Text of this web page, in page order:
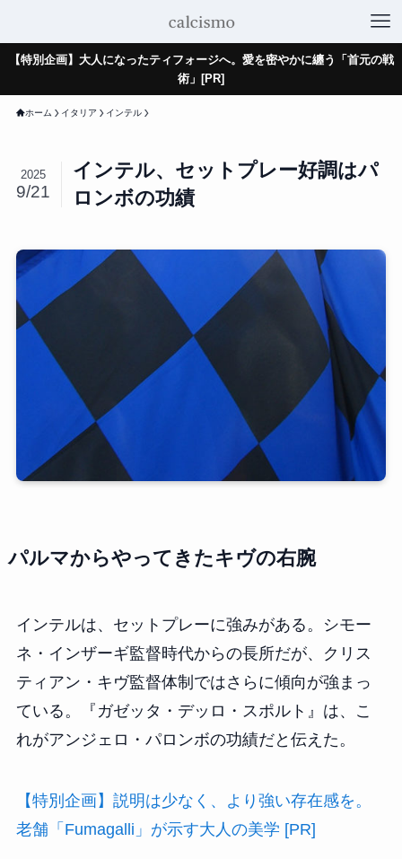
【特別企画】大人になったティフォージへ。愛を密やかに纏う「首元の戦
術」[PR]
ホーム イタリア インテル
インテル、セットプレー好調はパ
ロンボの功績
2025
9/21
パルマからやってきたキヴの右腕
インテルは、セットプレーに強みがある。シモー
ネ・インザーギ監督時代からの長所だが、クリス
ティアン・キヴ監督体制ではさらに傾向が強まっ
ている。『ガゼッタ・デッロ・スポルト』は、こ
れがアンジェロ・パロンボの功績だと伝えた。
【特別企画】説明は少なく、より強い存在感を。
老舗「Fumagalli」が示す大人の美学 [PR]